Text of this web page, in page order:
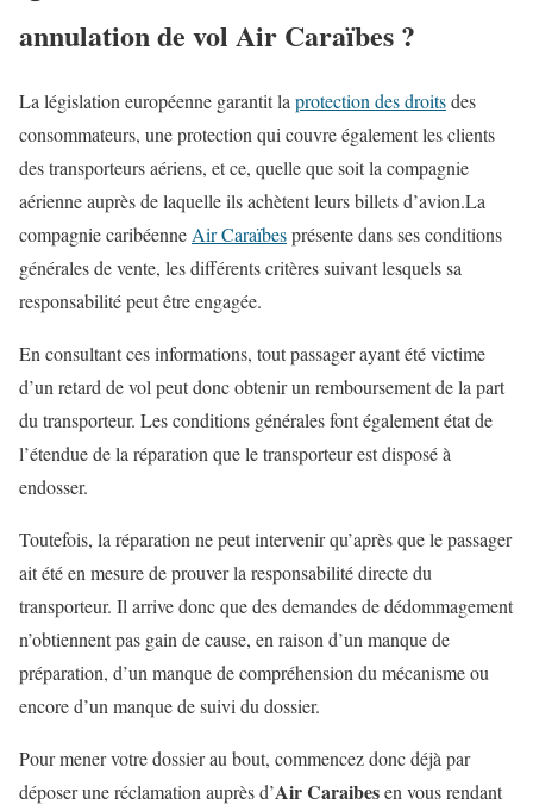
annulation de vol Air Caraïbes ?
La législation européenne garantit laprotection des droitsdes
consommateurs, une protection qui couvre également les clients
des transporteurs aériens, et ce, quelle que soit la compagnie
aérienne auprès de laquelle ils achètent leurs billets d’avion.La
compagnie caribéenneAir Caraïbesprésente dans ses conditions
générales de vente, les différents critères suivant lesquels sa
responsabilité peut être engagée.
En consultant ces informations, tout passager ayant été victime
d’un retard de vol peut donc obtenir un remboursement de la part
du transporteur. Les conditions générales font également état de
l’étendue de la réparation que le transporteur est disposé à
endosser.
Toutefois, la réparation ne peut intervenir qu’après que le passager
ait été en mesure de prouver la responsabilité directe du
transporteur. Il arrive donc que des demandes de dédommagement
n’obtiennent pas gain de cause, en raison d’un manque de
préparation, d’un manque de compréhension du mécanisme ou
encore d’un manque de suivi du dossier.
Pour mener votre dossier au bout, commencez donc déjà par
déposer une réclamation auprès d’Air Caraibesen vous rendant